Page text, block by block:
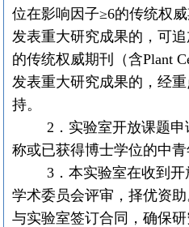
位在影响因子≥6的传统权
发表重大研究成果的，可追
的传统权威期刊（含Plant
发表重大研究成果的，经
持。
2 ．实验室开放课题
称或已获得博士学位的中青
3．本实验室在收到
学术委员会评审，择优资
与实验室签订合同，确保研